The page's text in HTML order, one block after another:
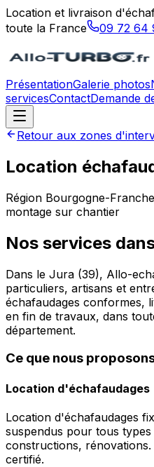
Location et livraison
toute la France
09 72 64
PrésentationGalerie photos
servicesContactDemande
Retour aux zones
Location
Région Bourgogne-
montage sur chantier
Nos services
Dans le Jura (39), Allo-
particuliers, artisans et
échafaudages conformes,
en fin de travaux, dans
département.
Ce que nous
Location d'échafaudages
Location d'échafaudages
suspendus pour tous
constructions,
certifié.